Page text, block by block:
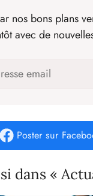
nos bons plans
avec de
Poster sur
dans «